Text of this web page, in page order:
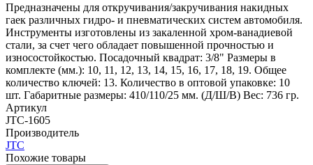
Предназначены для откручивания/закручивания накидных
гаек различных гидро- и пневматических систем автомобиля.
Инструменты изготовлены из закаленной хром-ванадиевой
стали, за счет чего обладает повышенной прочностью и
износостойкостью. Посадочный квадрат: 3/8" Размеры в
комплекте (мм.): 10, 11, 12, 13, 14, 15, 16, 17, 18, 19. Общее
количество ключей: 13. Количество в оптовой упаковке: 10
шт. Габаритные размеры: 410/110/25 мм. (Д/Ш/В) Вес: 736 гр.
Артикул
JTC-1605
Производитель
JTC
Похожие товары